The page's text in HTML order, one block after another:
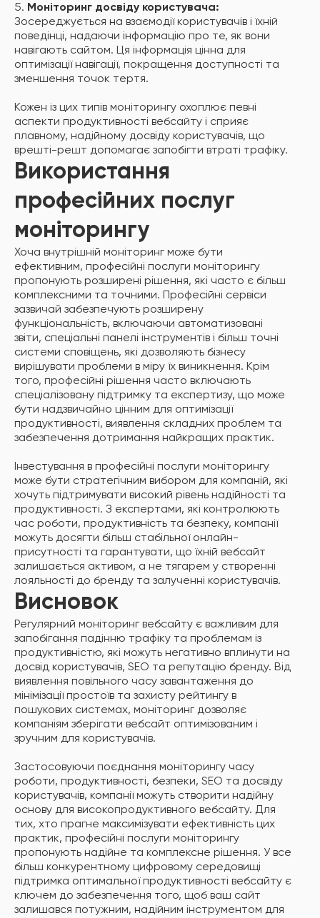
Моніторинг досвіду користувача:
Зосереджується на взаємодії користувачів і їхній
поведінці, надаючи інформацію про те, як вони
навігають сайтом. Ця інформація цінна для
оптимізації навігації, покращення доступності та
зменшення точок тертя.
Кожен із цих типів моніторингу охоплює певні
аспекти продуктивності вебсайту і сприяє
плавному, надійному досвіду користувачів, що
врешті-решт допомагає запобігти втраті трафіку.
Використання
професійних послуг
моніторингу
Хоча внутрішній моніторинг може бути
ефективним, професійні послуги моніторингу
пропонують розширені рішення, які часто є більш
комплексними та точними. Професійні сервіси
зазвичай забезпечують розширену
функціональність, включаючи автоматизовані
звіти, спеціальні панелі інструментів і більш точні
системи сповіщень, які дозволяють бізнесу
вирішувати проблеми в міру їх виникнення. Крім
того, професійні рішення часто включають
спеціалізовану підтримку та експертизу, що може
бути надзвичайно цінним для оптимізації
продуктивності, виявлення складних проблем та
забезпечення дотримання найкращих практик.
Інвестування в професійні послуги моніторингу
може бути стратегічним вибором для компаній, які
хочуть підтримувати високий рівень надійності та
продуктивності. З експертами, які контролюють
час роботи, продуктивність та безпеку, компанії
можуть досягти більш стабільної онлайн-
присутності та гарантувати, що їхній вебсайт
залишається активом, а не тягарем у створенні
лояльності до бренду та залученні користувачів.
Висновок
Регулярний моніторинг вебсайту є важливим для
запобігання падінню трафіку та проблемам із
продуктивністю, які можуть негативно вплинути на
досвід користувачів, SEO та репутацію бренду. Від
виявлення повільного часу завантаження до
мінімізації простоїв та захисту рейтингу в
пошукових системах, моніторинг дозволяє
компаніям зберігати вебсайт оптимізованим і
зручним для користувачів.
Застосовуючи поєднання моніторингу часу
роботи, продуктивності, безпеки, SEO та досвіду
користувачів, компанії можуть створити надійну
основу для високопродуктивного вебсайту. Для
тих, хто прагне максимізувати ефективність цих
практик, професійні послуги моніторингу
пропонують надійне та комплексне рішення. У все
більш конкурентному цифровому середовищі
підтримка оптимальної продуктивності вебсайту є
ключем до забезпечення того, щоб ваш сайт
залишався потужним, надійним інструментом для